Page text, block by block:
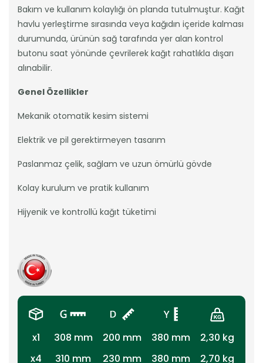
Bakım ve kullanım kolaylığı ön planda tutulmuştur. Kağıt
havlu yerleştirme sırasında veya kağıdın içeride kalması
durumunda, ürünün sağ tarafında yer alan kontrol
butonu saat yönünde çevrilerek kağıt rahatlıkla dışarı
alınabilir.
Genel Özellikler
Mekanik otomatik kesim sistemi
Elektrik ve pil gerektirmeyen tasarım
Paslanmaz çelik, sağlam ve uzun ömürlü gövde
Kolay kurulum ve pratik kullanım
Hijyenik ve kontrollü kağıt tüketimi
x1 308 mm 200 mm 380 mm
2,30 kg
x4
310 mm 230 mm 380 mm 2,70 kg